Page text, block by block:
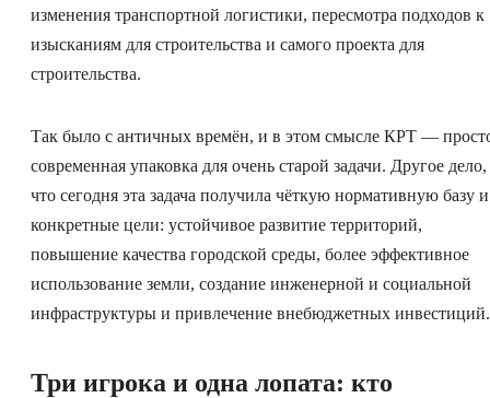
изменения транспортной логистики, пересмотра подходов к
изысканиям для строительства и самого проекта для
строительства.
Так было с античных времён, и в этом смысле КРТ —
современная упаковка для очень старой задачи. Другое дело,
что сегодня эта задача получила чёткую нормативную базу и
конкретные цели: устойчивое развитие территорий,
повышение качества городской среды, более эффективное
использование земли, создание инженерной и социальной
инфраструктуры и привлечение внебюджетных инвестиций.
Три игрока и одна лопата: кто